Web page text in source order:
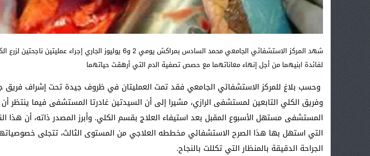
شهد المركز الاستشفائي الجامعي محمد السادس بمراكش يومي 2 و6 يوليوز الجاري إجراء
لفائدة ابنيهما من أجل إنهاء معاناتهما مع حصص تصفية الدم التي أرهقت حياتهما
وحسب بلاغ للمركز الاستشفائي الجامعي فقد تمت العمليتان في ظروف جيدة تحت إشراف فريق
وفريق الكلي التابعين لمستشفى الرازي، مشيرا إلى أن السيدتين غادرتا المستشفى فيما ينتظر أن
المستشفى مستهل الأسبوع المقبل بعد استيفاء العلاج بقسم الكلي. وأبرز المصدر ذاته، أن هذا
التي استهل بها هذا الصرح الاستشفائي مخططه العلاجي من المستوى الثالث، تتجلى
الجراحة الدقيقة بالمنظار التي تكللت بالنجاح.